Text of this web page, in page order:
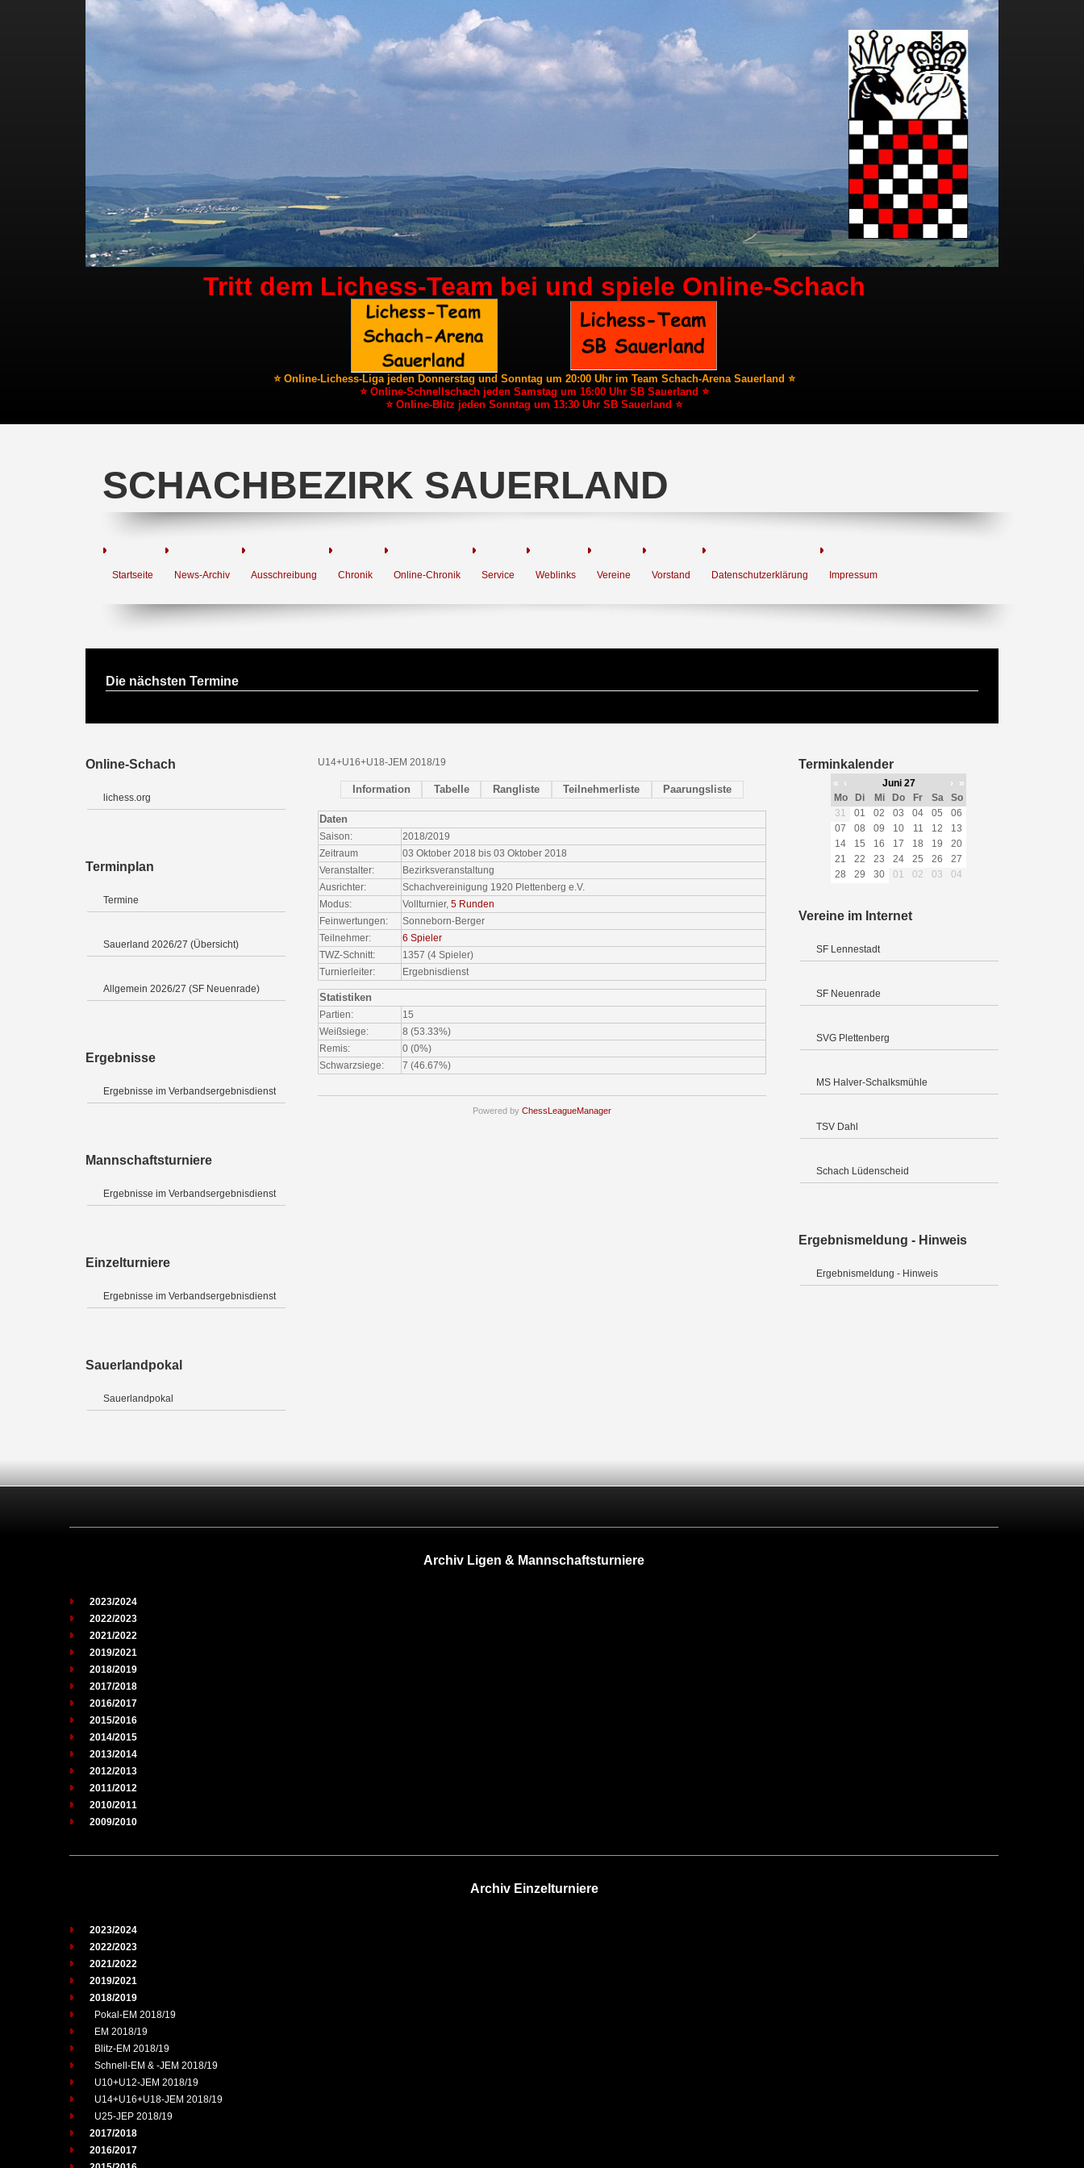
Tritt dem Lichess-Team bei und spiele Online-Schach
⭐ Online-Lichess-Liga jeden Donnerstag und Sonntag um 20:00 Uhr im Team Schach-Arena Sauerland ⭐
⭐ Online-Schnellschach jeden Samstag um 16:00 Uhr SB Sauerland ⭐
⭐ Online-Blitz jeden Sonntag um 13:30 Uhr SB Sauerland ⭐
SCHACHBEZIRK SAUERLAND
Startseite News-Archiv Ausschreibung Chronik Online-Chronik Service Weblinks Vereine Vorstand Datenschutzerklärung Impressum
Die nächsten Termine
Online-Schach
lichess.org
Terminplan
Termine
Sauerland 2026/27 (Übersicht)
Allgemein 2026/27 (SF Neuenrade)
Ergebnisse
Ergebnisse im Verbandsergebnisdienst
Mannschaftsturniere
Ergebnisse im Verbandsergebnisdienst
Einzelturniere
Ergebnisse im Verbandsergebnisdienst
Sauerlandpokal
Sauerlandpokal
U14+U16+U18-JEM 2018/19
Information Tabelle Rangliste Teilnehmerliste Paarungsliste
Daten
Saison:
2018/2019
Zeitraum
03 Oktober 2018 bis 03 Oktober 2018
Veranstalter:
Bezirksveranstaltung
Ausrichter:
Schachvereinigung 1920 Plettenberg e.V.
Modus:
Vollturnier,5 Runden
Feinwertungen:
Sonneborn-Berger
Teilnehmer:
6 Spieler
TWZ-Schnitt:
1357 (4 Spieler)
Turnierleiter:
Ergebnisdienst
Statistiken
Partien:
15
Weißsiege:
8 (53.33%)
Remis:
0 (0%)
Schwarzsiege:
7 (46.67%)
Powered by ChessLeagueManager
Terminkalender
« ‹ Juni 27 ›
»
Mo
Di Mi Do Fr Sa
So
31
01 02 03 04 05
06
07
08 09 10 11 12
13
14
15 16 17 18 19
20
21
22 23 24 25 26
27
28
29 30 01 02 03 04
Vereine im Internet
SF Lennestadt
SF Neuenrade
SVG Plettenberg
MS Halver-Schalksmühle
TSV Dahl
Schach Lüdenscheid
Ergebnismeldung - Hinweis
Ergebnismeldung - Hinweis
Archiv Ligen & Mannschaftsturniere
2023/2024
2022/2023
2021/2022
2019/2021
2018/2019
2017/2018
2016/2017
2015/2016
2014/2015
2013/2014
2012/2013
2011/2012
2010/2011
2009/2010
Archiv Einzelturniere
2023/2024
2022/2023
2021/2022
2019/2021
2018/2019
Pokal-EM 2018/19
EM 2018/19
Blitz-EM 2018/19
Schnell-EM & -JEM 2018/19
U10+U12-JEM 2018/19
U14+U16+U18-JEM 2018/19
U25-JEP 2018/19
2017/2018
2016/2017